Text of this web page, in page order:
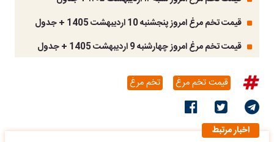
قیمت تخم مرغ امروز پنجشنبه 10 اردیبهشت 1405 + جدول
قیمت تخم مرغ امروز چهارشنبه 9 اردیبهشت 1405 + جدول
قیمت تخم مرغ تخم مرغ
اخبار مرتبط